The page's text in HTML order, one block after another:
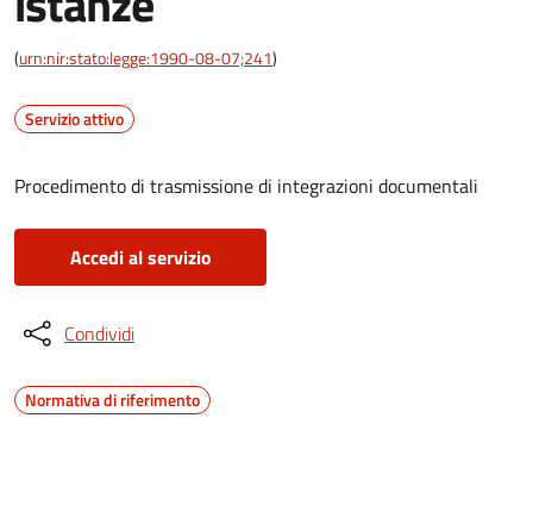
(urn:nir:stato:legge:1990-08-07;241)
Servizio attivo
Procedimento di trasmissione di integrazioni documentali
Accedi al servizio
Condividi
Normativa di riferimento